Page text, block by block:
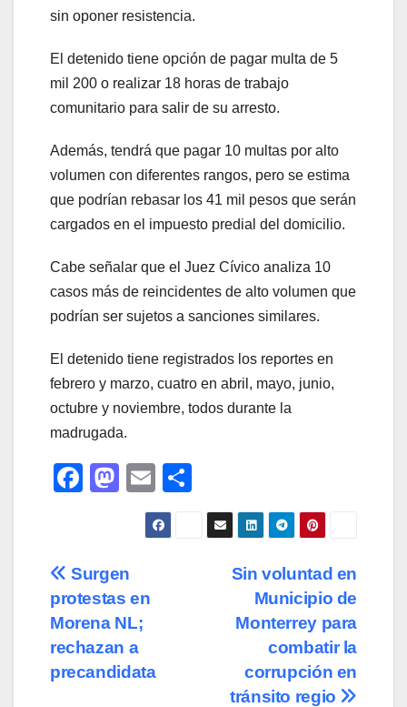
sin oponer resistencia.
El detenido tiene opción de pagar multa de 5
mil 200 o realizar 18 horas de trabajo
comunitario para salir de su arresto.
Además, tendrá que pagar 10 multas por alto
volumen con diferentes rangos, pero se estima
que podrían rebasar los 41 mil pesos que serán
cargados en el impuesto predial del domicilio.
Cabe señalar que el Juez Cívico analiza 10
casos más de reincidentes de alto volumen que
podrían ser sujetos a sanciones similares.
El detenido tiene registrados los reportes en
febrero y marzo, cuatro en abril, mayo, junio,
octubre y noviembre, todos durante la
madrugada.
F
e
b
o
o
k
M
o
d
o
n
E
m
ail
o
m
Navegación
de
entradas
Sin voluntad en
Municipio de
Monterrey para
combatir la
corrupción en
tránsito regio
Surgen
protestas en
Morena NL;
rechazan a
precandidata